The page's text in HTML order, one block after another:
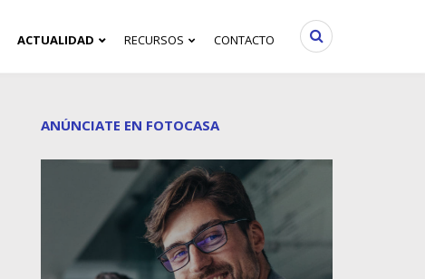
ACTUALIDAD RECURSOS CONTACTO
ANÚNCIATE EN FOTOCASA